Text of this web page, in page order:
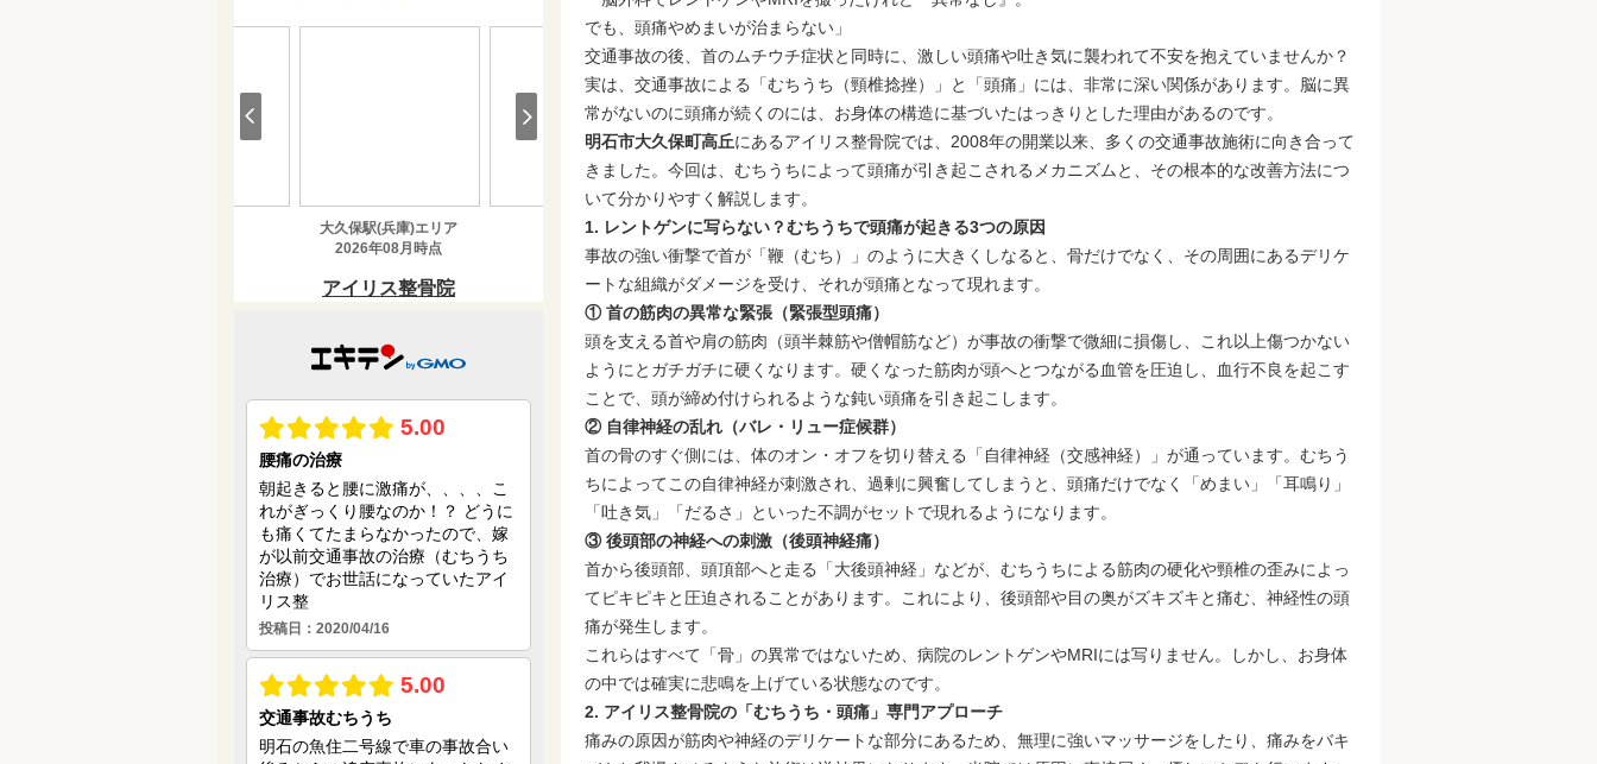
でも、頭痛やめまいが治まらない」
交通事故の後、首のムチウチ症状と同時に、激しい頭痛や吐き気に襲われて不安を抱えていませんか？
実は、交通事故による「むちうち（頸椎捻挫）」と「頭痛」には、非常に深い関係があります。脳に異
常がないのに頭痛が続くのには、お身体の構造に基づいたはっきりとした理由があるのです。
明石市大久保町高丘にあるアイリス整骨院では、2008年の開業以来、多くの交通事故施術に向き合って
きました。今回は、むちうちによって頭痛が引き起こされるメカニズムと、その根本的な改善方法につ
いて分かりやすく解説します。
1. レントゲンに写らない？むちうちで頭痛が起きる3つの原因
事故の強い衝撃で首が「鞭（むち）」のように大きくしなると、骨だけでなく、その周囲にあるデリケ
ートな組織がダメージを受け、それが頭痛となって現れます。
① 首の筋肉の異常な緊張（緊張型頭痛）
頭を支える首や肩の筋肉（頭半棘筋や僧帽筋など）が事故の衝撃で微細に損傷し、これ以上傷つかない
ようにとガチガチに硬くなります。硬くなった筋肉が頭へとつながる血管を圧迫し、血行不良を起こす
ことで、頭が締め付けられるような鈍い頭痛を引き起こします。
② 自律神経の乱れ（バレ・リュー症候群）
首の骨のすぐ側には、体のオン・オフを切り替える「自律神経（交感神経）」が通っています。むちう
ちによってこの自律神経が刺激され、過剰に興奮してしまうと、頭痛だけでなく「めまい」「耳鳴り」
「吐き気」「だるさ」といった不調がセットで現れるようになります。
③ 後頭部の神経への刺激（後頭神経痛）
首から後頭部、頭頂部へと走る「大後頭神経」などが、むちうちによる筋肉の硬化や頸椎の歪みによっ
てピキピキと圧迫されることがあります。これにより、後頭部や目の奥がズキズキと痛む、神経性の頭
痛が発生します。
これらはすべて「骨」の異常ではないため、病院のレントゲンやMRIには写りません。しかし、お身体
の中では確実に悲鳴を上げている状態なのです。
2. アイリス整骨院の「むちうち・頭痛」専門アプローチ
痛みの原因が筋肉や神経のデリケートな部分にあるため、無理に強いマッサージをしたり、痛みをバキ